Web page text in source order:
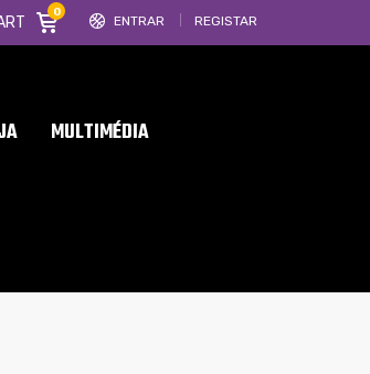
ENTRAR REGISTAR
0
MULTIMÉDIA